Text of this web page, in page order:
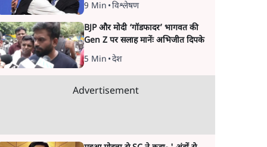
9 Min •विश्लेषण
BJP और मोदी ‘गॉडफादर’ भागवत की
Gen Z पर सलाह मानेंः अभिजीत दिपके
5 Min •देश
Advertisement